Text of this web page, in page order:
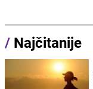
/ Najčitanije